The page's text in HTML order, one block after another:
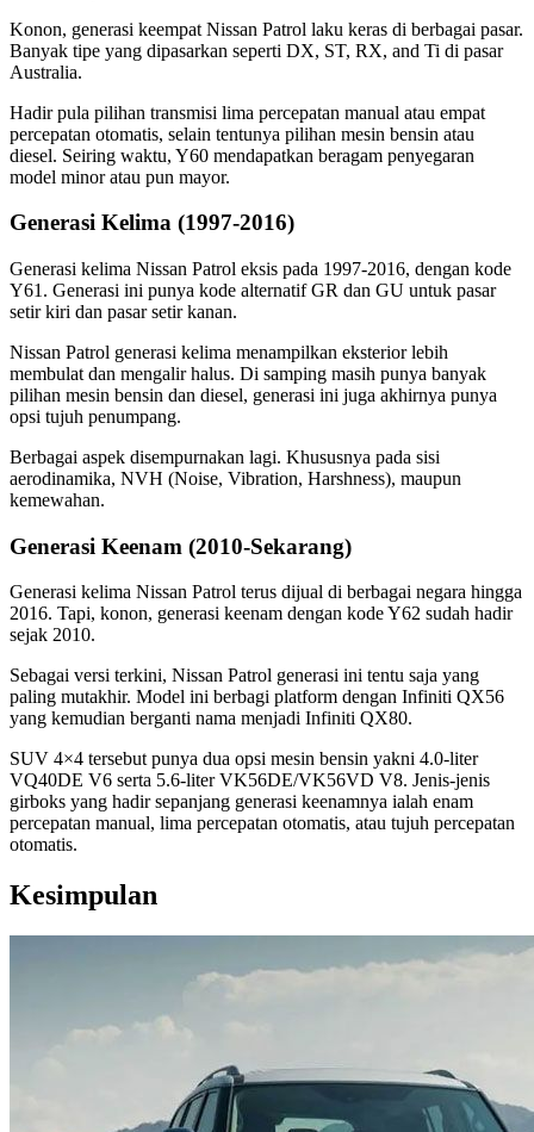
Konon, generasi keempat Nissan Patrol laku keras di berbagai pasar.
Banyak tipe yang dipasarkan seperti DX, ST, RX, and Ti di pasar
Australia.
Hadir pula pilihan transmisi lima percepatan manual atau empat
percepatan otomatis, selain tentunya pilihan mesin bensin atau
diesel. Seiring waktu, Y60 mendapatkan beragam penyegaran
model minor atau pun mayor.
Generasi Kelima (1997-2016)
Generasi kelima Nissan Patrol eksis pada 1997-2016, dengan kode
Y61. Generasi ini punya kode alternatif GR dan GU untuk pasar
setir kiri dan pasar setir kanan.
Nissan Patrol generasi kelima menampilkan eksterior lebih
membulat dan mengalir halus. Di samping masih punya banyak
pilihan mesin bensin dan diesel, generasi ini juga akhirnya punya
opsi tujuh penumpang.
Berbagai aspek disempurnakan lagi. Khususnya pada sisi
aerodinamika, NVH (Noise, Vibration, Harshness), maupun
kemewahan.
Generasi Keenam (2010-Sekarang)
Generasi kelima Nissan Patrol terus dijual di berbagai negara hingga
2016. Tapi, konon, generasi keenam dengan kode Y62 sudah hadir
sejak 2010.
Sebagai versi terkini, Nissan Patrol generasi ini tentu saja yang
paling mutakhir. Model ini berbagi platform dengan Infiniti QX56
yang kemudian berganti nama menjadi Infiniti QX80.
SUV 4×4 tersebut punya dua opsi mesin bensin yakni 4.0-liter
VQ40DE V6 serta 5.6-liter VK56DE/VK56VD V8. Jenis-jenis
girboks yang hadir sepanjang generasi keenamnya ialah enam
percepatan manual, lima percepatan otomatis, atau tujuh percepatan
otomatis.
Kesimpulan